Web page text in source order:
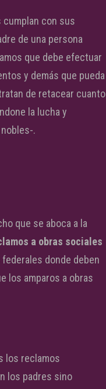
cumplan con sus
de una persona
que debe efectuar
y demás que pueda
de retacear cuanto
la lucha y
.
que se aboca a la
a obras sociales
donde deben
los amparos a obras
los reclamos
los padres sino